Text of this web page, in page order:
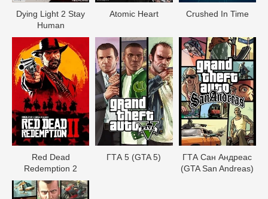
Dying Light 2 Stay
Human
Atomic Heart Crushed In Time
Red Dead
Redеmption 2
ГТА 5 (GTA 5)
ГТА Сан Андреас
(GTA San Andreas)